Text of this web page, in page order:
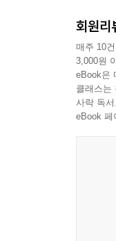
작품집
슈퍼히
레이어
〈바람
〈구여
관람객
회원리
매주 10
3,000원
eBook은
클래스는
사락 독
eBook 페